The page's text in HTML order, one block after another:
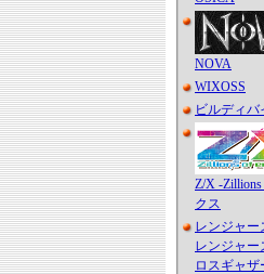
NOVA
WIXOSS
ビルディバ
Z/X -Zillions
クス
レンジャー
レンジャー
ロスギャ